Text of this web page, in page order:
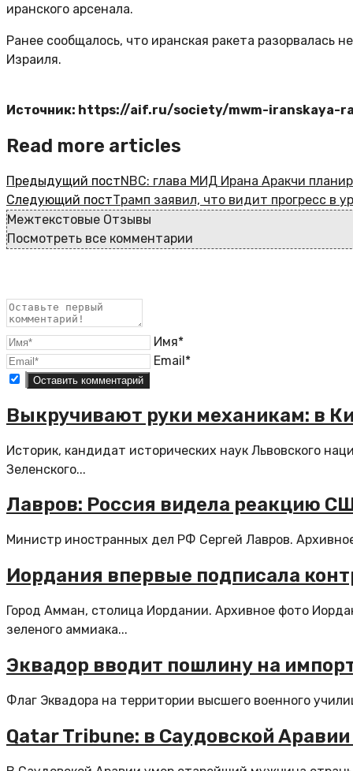
иранского арсенала.
Ранее сообщалось, что иранская ракета
Израиля.
Источник: https://aif.ru/society/mwm-
Read more articles
Предыдущий постNBC: глава МИД Ирана Аракчи
Следующий постТрамп заявил, что видит прогресс в
Межтекстовые Отзывы
Посмотреть все комментарии
Имя*
Email*
Выкручивают руки механикам: в
Историк, кандидат исторических наук Львовского
Зеленского...
Лавров: Россия видела реакцию
Министр иностранных дел РФ Сергей Лавров.
Иордания впервые подписала
Город Амман, столица Иордании. Архивное фото
зеленого аммиака...
Эквадор вводит пошлину на
Флаг Эквадора на территории высшего военного
Qatar Tribune: в Саудовской